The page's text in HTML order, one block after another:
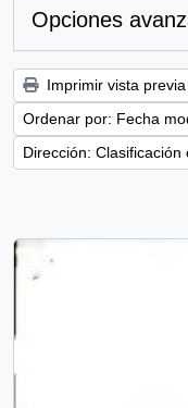
Opciones
Imprimir vista previa
Ordenar por: Fecha
Dirección: